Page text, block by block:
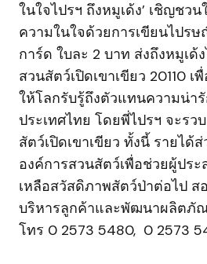
ในใจไปรฯ ถึงหมูเด้ง’ เชิญชว
ความในใจด้วยการเขียนไปร
การ์ด ใบละ 2 บาท ส่งถึงหมูเด้
สวนสัตว์เปิดเขาเขียว 20110
ให้โลกรับรู้ถึงตัวแทนความน่า
ประเทศไทย โดยพี่ไปรฯ จะรว
สัตว์เปิดเขาเขียว ทั้งนี้ รายได้
องค์การสวนสัตว์เพื่อช่วยผู้ปร
เหลือสวัสดิภาพสัตว์ป่าต่อไป ส
บริหารลูกค้าและพัฒนาผลิตภั
โทร 0 2573 5480, 0 2573